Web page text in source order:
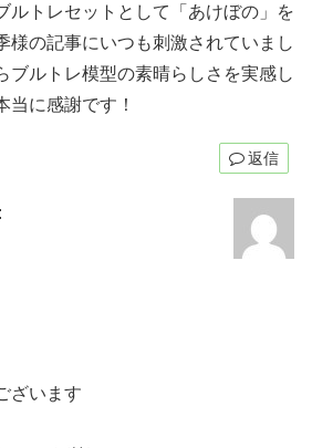
ルトレセットとして「あけぼの」を
様の記事にいつも刺激されていまし
ブルトレ模型の素晴らしさを実感し
当に感謝です！
返信
ざいます